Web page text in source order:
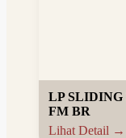
LP SLIDING
FM BR
Lihat Detail →